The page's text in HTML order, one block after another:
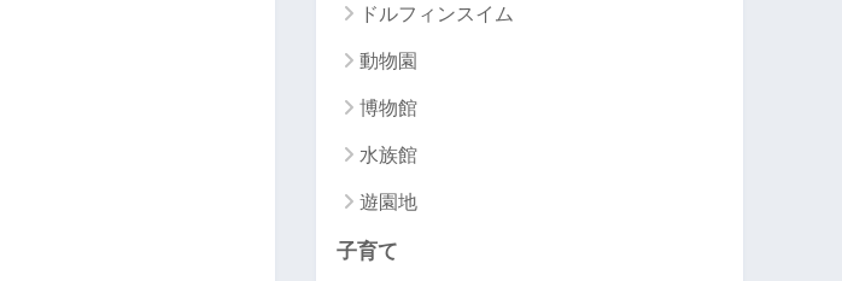
ドルフィンスイム
動物園
博物館
水族館
遊園地
子育て